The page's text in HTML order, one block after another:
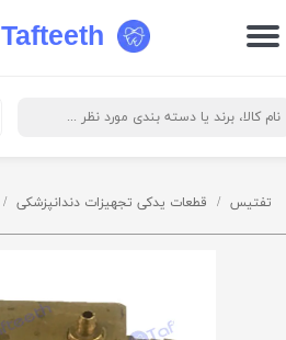
Tafteeth
حساب کاربری من
خروج از حساب کاربری
تفتیس قطعات یدکی تجهیزات دندانپزشکی